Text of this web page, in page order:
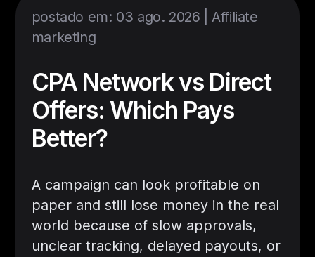
postado em: 03 ago. 2026 | Affiliate
marketing
CPA Network vs Direct
Offers: Which Pays
Better?
A campaign can look profitable on
paper and still lose money in the real
world because of slow approvals,
unclear tracking, delayed payouts, or